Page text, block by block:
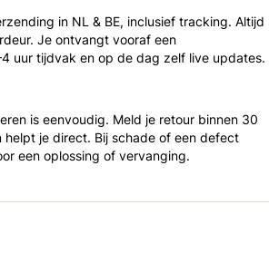
in NL & BE, inclusief tracking. Altijd
Je ontvangt vooraf een
uur tijdvak en op de dag zelf live updates.
is eenvoudig. Meld je retour binnen 30
helpt je direct. Bij schade of een defect
een oplossing of vervanging.